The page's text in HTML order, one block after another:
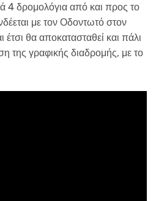
4 δρομολόγια από και προς το
με τον Οδοντωτό στον
θα αποκατασταθεί και πάλι
της γραφικής διαδρομής, με το